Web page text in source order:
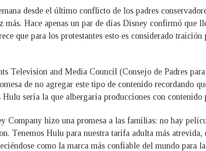
desde el último conflicto de los padres
más. Hace apenas un par de días Disney confirmó
que para los protestantes esto es considerado
Television and Media Council (Consejo de Padres
de no agregar este tipo de contenido recordando
sería la que albergaría producciones con
Company hizo una promesa a las familias: no hay
Tenemos Hulu para nuestra tarifa adulta más
como la marca más confiable del mundo